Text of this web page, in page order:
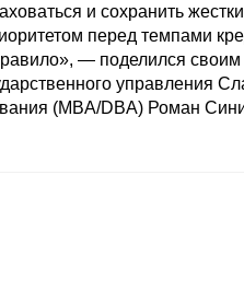
и сохранить
перед темпами
— поделился
управления
(MBA/DBA) Роман